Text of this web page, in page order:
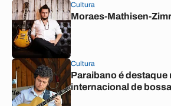
Cultura
Moraes-Mathisen-
Cultura
Paraibano é destaque
internacional de